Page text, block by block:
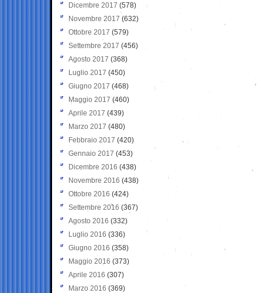
Dicembre 2017 (578)
Novembre 2017 (632)
Ottobre 2017 (579)
Settembre 2017 (456)
Agosto 2017 (368)
Luglio 2017 (450)
Giugno 2017 (468)
Maggio 2017 (460)
Aprile 2017 (439)
Marzo 2017 (480)
Febbraio 2017 (420)
Gennaio 2017 (453)
Dicembre 2016 (438)
Novembre 2016 (438)
Ottobre 2016 (424)
Settembre 2016 (367)
Agosto 2016 (332)
Luglio 2016 (336)
Giugno 2016 (358)
Maggio 2016 (373)
Aprile 2016 (307)
Marzo 2016 (369)